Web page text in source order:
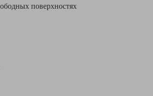
поверхностях